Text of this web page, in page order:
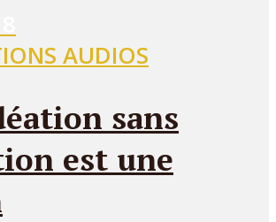
AUDIOS
sans
est une